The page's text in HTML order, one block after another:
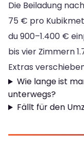
Die Beiladung
75 € pro
du 900–1.400 €
bis vier Zimmern
Extras
Wie lange ist
unterwegs?
Fällt für den